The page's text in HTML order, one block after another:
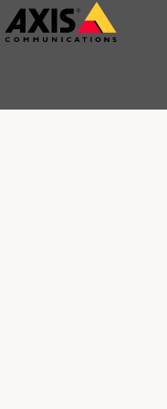
Przejdź
do